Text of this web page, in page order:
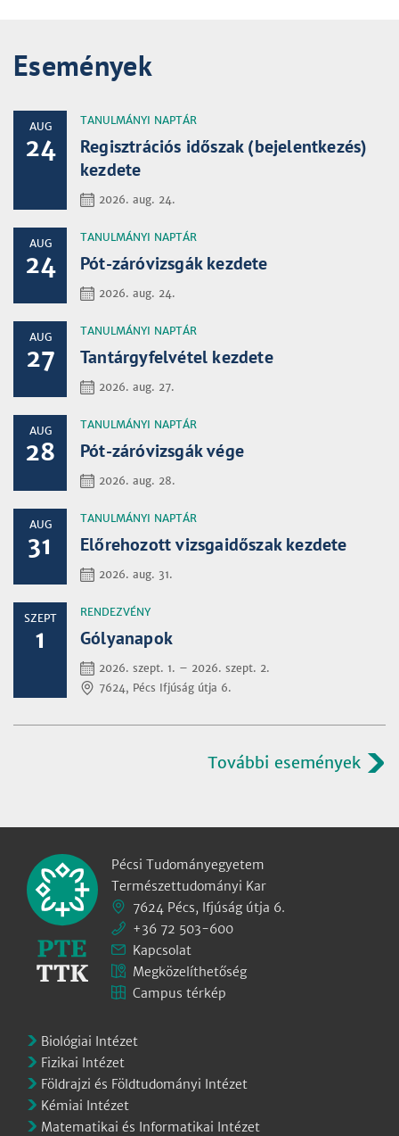
Események
AUG
24
TANULMÁNYI NAPTÁR
Regisztrációs időszak (bejelentkezés)
kezdete
2026. aug. 24.
AUG
24
TANULMÁNYI NAPTÁR
Pót-záróvizsgák kezdete
2026. aug. 24.
AUG
27
TANULMÁNYI NAPTÁR
Tantárgyfelvétel kezdete
2026. aug. 27.
AUG
28
TANULMÁNYI NAPTÁR
Pót-záróvizsgák vége
2026. aug. 28.
AUG
31
TANULMÁNYI NAPTÁR
Előrehozott vizsgaidőszak kezdete
2026. aug. 31.
SZEPT
1
RENDEZVÉNY
Gólyanapok
2026. szept. 1. – 2026. szept. 2.
7624, Pécs Ifjúság útja 6.
További események
Pécsi Tudományegyetem
Természettudományi Kar
7624 Pécs, Ifjúság útja 6.
+36 72 503-600
Kapcsolat
Megközelíthetőség
Campus térkép
Biológiai Intézet
Fizikai Intézet
Földrajzi és Földtudományi Intézet
Kémiai Intézet
Matematikai és Informatikai Intézet